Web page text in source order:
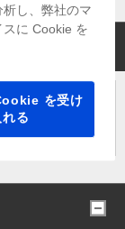
ル、最大解像
し、弊社のマ
に Cookie を
を受け
れる